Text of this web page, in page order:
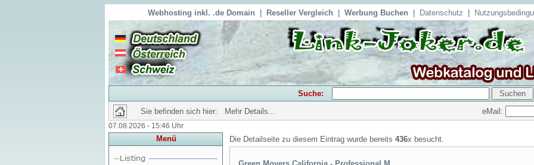
Webhosting inkl. .de Domain Reseller Vergleich Werbung Buchen Datenschutz
Suche:
Sie befinden sich hier: Mehr Details...
eMail:
07.08.2026 - 15:46 Uhr
Menü Die Detailseite zu diesem Eintrag wurde bereits 436x besucht.